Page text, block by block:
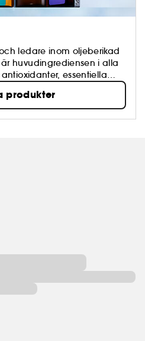
ledare inom oljeberikad
huvudingrediensen i alla
essentiella
använder arganolja av
naturligt genom en
att säkerställa oljans
produkter